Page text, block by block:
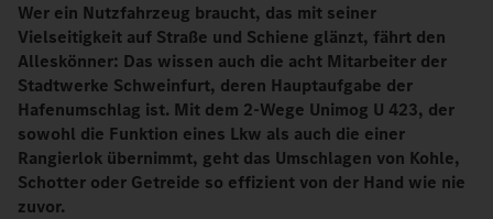
Wer ein Nutzfahrzeug braucht, das mit seiner
Vielseitigkeit auf Straße und Schiene glänzt, fährt den
Alleskönner: Das wissen auch die acht Mitarbeiter der
Stadtwerke Schweinfurt, deren Hauptaufgabe der
Hafenumschlag ist. Mit dem 2-Wege Unimog U 423, der
sowohl die Funktion eines Lkw als auch die einer
Rangierlok übernimmt, geht das Umschlagen von Kohle,
Schotter oder Getreide so effizient von der Hand wie nie
zuvor.